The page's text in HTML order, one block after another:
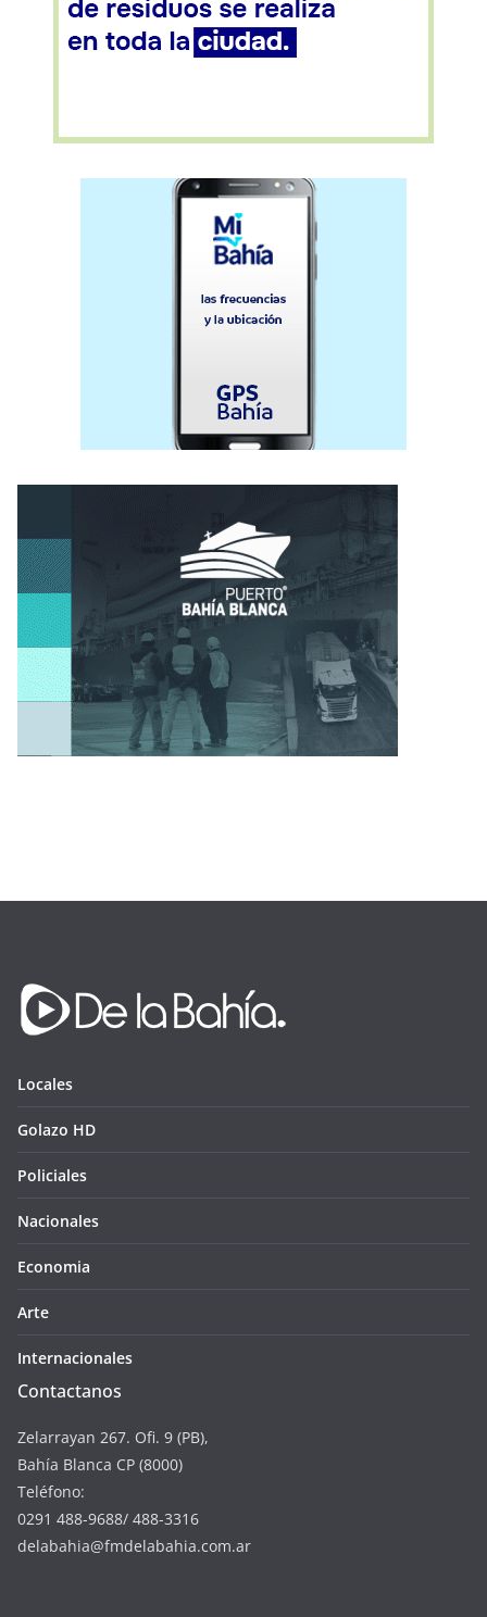
Locales
Golazo HD
Policiales
Nacionales
Economia
Arte
Internacionales
Contactanos
Zelarrayan 267. Ofi. 9 (PB),
Bahía Blanca CP (8000)
Teléfono:
0291 488-9688/ 488-3316
delabahia@fmdelabahia.com.ar